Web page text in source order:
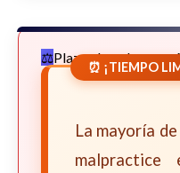
Plazos Legales
⏰ ¡TIEMPO
La mayoría
malpractice